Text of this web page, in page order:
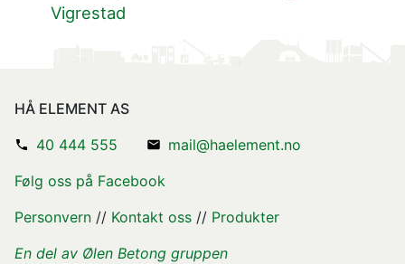
Vigrestad
HÅ ELEMENT AS
40 444 555
mail@haelement.no
Følg oss på Facebook
Personvern // Kontakt oss // Produkter
En del av Ølen Betong gruppen